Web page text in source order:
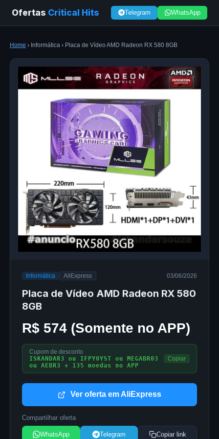
Ofertas Critical Hits Telegram WhatsApp
Home › Informática › Placa de Vídeo AMD Radeon RX 580 8GB
Informática AliExpress 03/06/2026
Placa de Vídeo AMD Radeon RX 580
8GB
R$ 574 (Somente no APP)
Cupom de desconto
ISKANDAR3 ou IFPY0YST ou MEGABR03
ou AEBR3 + 135 moedas no APP
Copiar
Ver oferta em AliExpress
Compartilhar oferta
WhatsApp Telegram Copiar link